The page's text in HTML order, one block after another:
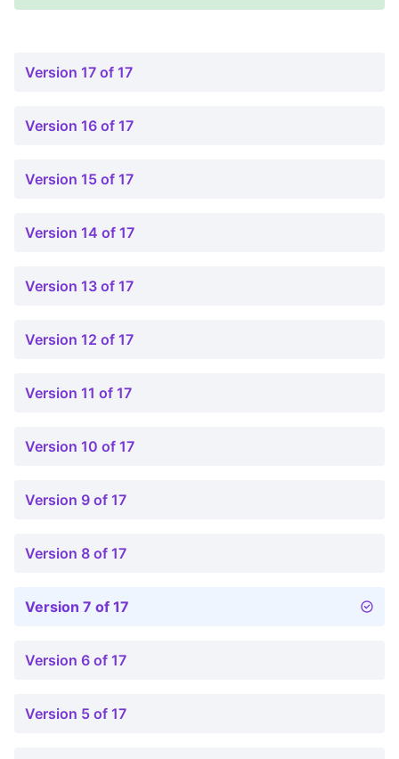
Version 17 of 17
Version 16 of 17
Version 15 of 17
Version 14 of 17
Version 13 of 17
Version 12 of 17
Version 11 of 17
Version 10 of 17
Version 9 of 17
Version 8 of 17
Version 7 of 17
Version 6 of 17
Version 5 of 17